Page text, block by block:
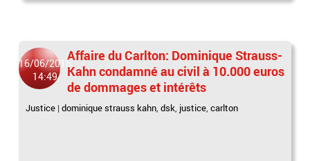
16/06/2016
14:49
Affaire du Carlton: Dominique Strauss-
Kahn condamné au civil à 10.000 euros
de dommages et intérêts
Justice |dominique strauss kahn,dsk, justice,carlton